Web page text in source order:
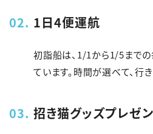
1日4便運航
初詣船は、1/1から1/5まで
ています。時間が選べて、行き
招き猫グッズプレゼ